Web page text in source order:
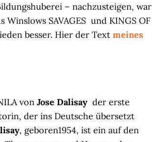
– nachzusteigen, war
SAVAGES und KINGS OF
besser. Hier der Text meines
von Jose Dalisay der erste
der ins Deutsche übersetzt
, geboren1954, ist ein auf den